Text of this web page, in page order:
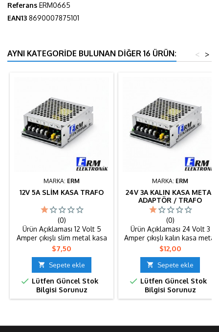
Referans ERM0665
EAN13 8690007875101
AYNI KATEGORIDE BULUNAN DIĞER 16 ÜRÜN: >
<
MARKA: ERM
12V 5A SLIM KASA TRAFO
(0)
Ürün Açıklaması 12 Volt 5
Amper çıkışlı slim metal kasa
trafo. İnce ve kompakt
tasarımı sayesinde dar alan
montajları için uygundur. LED
uygulamaları, tabela
sistemleri ve diğer 12V
cihazlar için güvenli ve stabil
enerji sağlar. Metal kasa pasif
Teknik Özellikler Giriş Voltajı:
Fiyat
$7,50
 Sepete ekle
 Lütfen Güncel Stok
Bilgisi Sorunuz
MARKA: ERM
24V 3A KALIN KASA METAL
ADAPTÖR / TRAFO
(0)
Ürün Açıklaması 24 Volt 3
Amper çıkışlı kalın kasa metal
adaptör, yüksek verimli ve
stabil enerji sağlayan güçlü
bir güç kaynağıdır. Dayanıklı
metal gövdesi sayesinde
uzun ömürlü kullanım sunar
ve ısıyı dengeli şekilde
dağıtarak performans kaybını
projeleri ve endüstriyel
Fiyat
$12,00
 Sepete ekle
 Lütfen Güncel Stok
Bilgisi Sorunuz